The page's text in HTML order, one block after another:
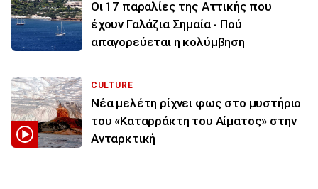
Οι 17 παραλίες της Αττικής που
έχουν Γαλάζια Σημαία - Πού
απαγορεύεται η κολύμβηση
CULTURE
Νέα μελέτη ρίχνει φως στο μυστήριο
του «Καταρράκτη του Αίματος» στην
Ανταρκτική